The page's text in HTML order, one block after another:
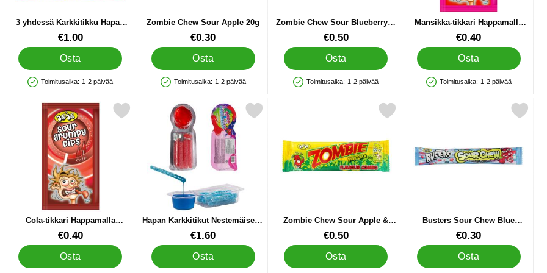
3 yhdessä Karkkitikku Hapan
Jauheineen 28 g
Tuote.nro 90324€1.00
Osta
Saatavuus: Varastossa
Toimitusaika: 1-2 päivää
Zombie Chew Sour Apple 20g
Tuote.nro 90112€0.30
Osta
Saatavuus: Varastossa
Toimitusaika: 1-2 päivää
Zombie Chew Sour Blueberry &
Strawberry 30g
Tuote.nro 90107€0.50
Osta
Saatavuus: Varastossa
Toimitusaika: 1-2 päivää
Mansikka-tikkari Happamalla
Karkkipulverilla 15g
Tuote.nro 89876€0.40
Osta
Saatavuus: Varastossa
Toimitusaika: 1-2 päivää
15g suosikiksi
Cola-tikkari Happamalla
Karkkipulverilla 15g
Tuote.nro 89878€0.40
Osta
Merkitse cola-tikkari Happamalla Karkkipulverilla 15g suosikiksi
Hapan Karkkitikut Nestemäisellä
Hedelmähyytelöllä 60 g
Tuote.nro 90250€1.60
Osta
Merkitse hapan Karkkitikut Nestemäisellä Hedelmähyytelöllä 60 g suosikiksi
Zombie Chew Sour Apple &
Lemon 30g
Tuote.nro 90108€0.50
Osta
Merkitse zombie Chew Sour Apple & Lemon 30g suosikiksi
Busters Sour Chew Blue
Raspberry & Strawberry 20g
Tuote.nro 90116€0.30
Osta
Merkitse busters Sour Chew Blue